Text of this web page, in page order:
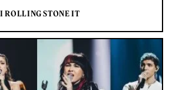
ROLLING STONE IT